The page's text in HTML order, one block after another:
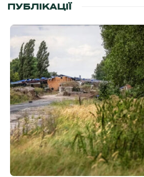
ПУБЛІКАЦІЇ